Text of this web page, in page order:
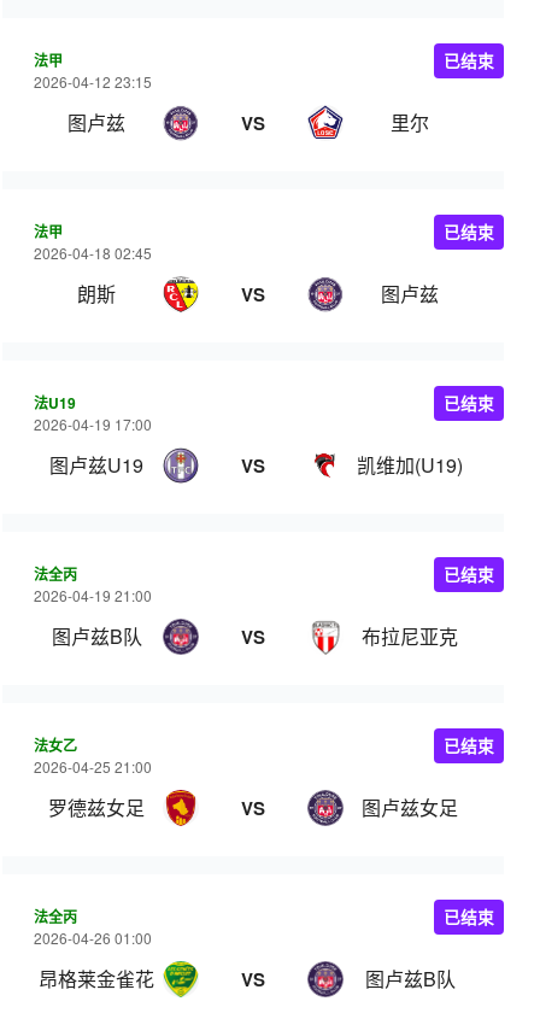
法甲
2026-04-12 23:15
图卢兹 VS 里尔
已结束
法甲
2026-04-18 02:45
朗斯 VS 图卢兹
已结束
法U19
2026-04-19 17:00
图卢兹U19 VS 凯维加(U19)
已结束
法全丙
2026-04-19 21:00
图卢兹B队 VS 布拉尼亚克
已结束
法女乙
2026-04-25 21:00
罗德兹女足 VS 图卢兹女足
已结束
法全丙
2026-04-26 01:00
昂格莱金雀花 VS 图卢兹B队
已结束